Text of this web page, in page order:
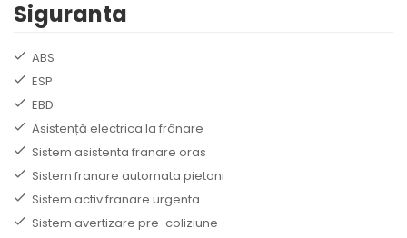
Siguranta
ABS
ESP
EBD
Asistență electrica la frânare
Sistem asistenta franare oras
Sistem franare automata pietoni
Sistem activ franare urgenta
Sistem avertizare pre-coliziune